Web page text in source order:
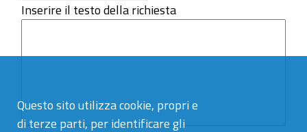
Questo sito utilizza cookie, propri e
di terze parti, per identificare gli
Inserire il testo della richiesta